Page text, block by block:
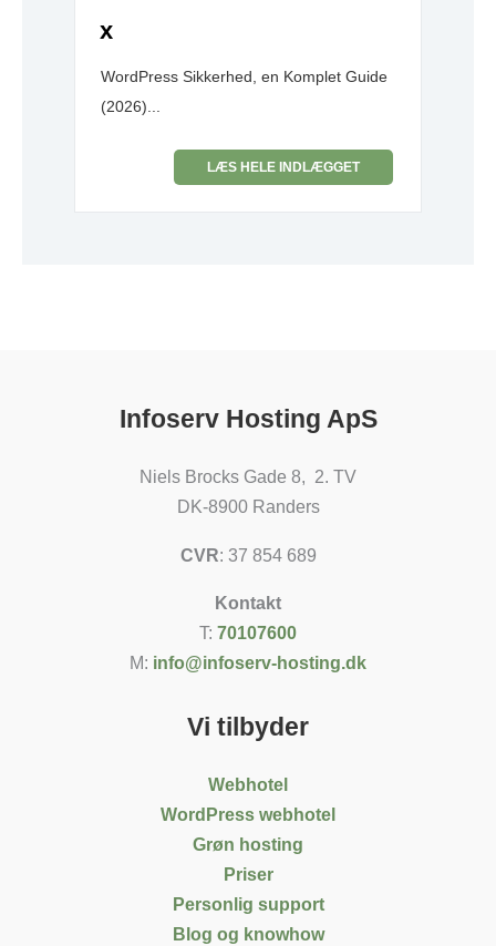
x
WordPress Sikkerhed, en Komplet Guide
(2026)...
LÆS HELE INDLÆGGET
Infoserv Hosting ApS
Niels Brocks Gade 8, 2. TV
DK-8900 Randers
CVR: 37 854 689
Kontakt
T: 70107600
M: info@infoserv-hosting.dk
Vi tilbyder
Webhotel
WordPress webhotel
Grøn hosting
Priser
Personlig support
Blog og knowhow